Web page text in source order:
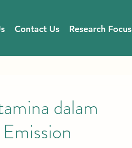
Contact Us Research Focus
dalam